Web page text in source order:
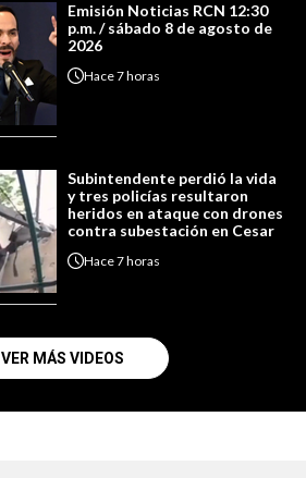
Emisión Noticias RCN 12:30
p.m. / sábado 8 de agosto de
2026
Hace7 horas
Subintendente perdió la vida
y tres policías resultaron
heridos en ataque con drones
contra subestación en Cesar
Hace7 horas
VER MÁS VIDEOS